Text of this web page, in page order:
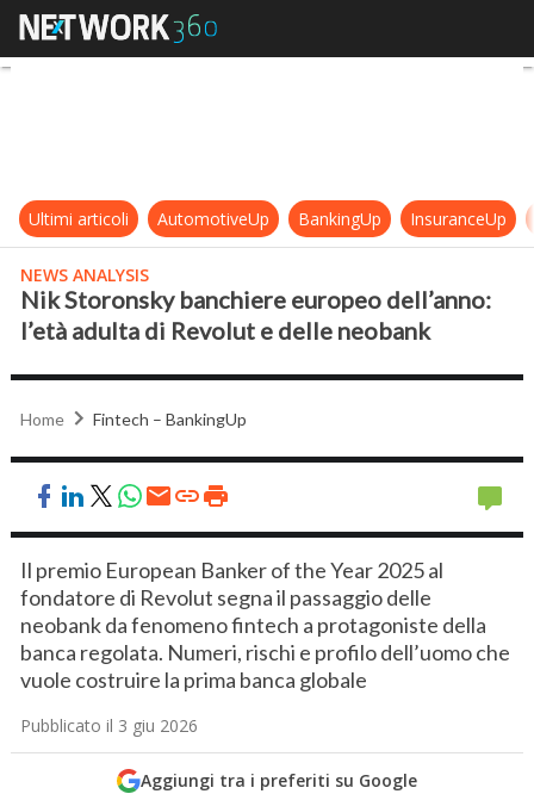
Nik Storonsky banchiere europeo
Ultimi articoli AutomotiveUp BankingUp InsuranceUp
NEWS ANALYSIS
Nik Storonsky banchiere europeo dell’anno:
l’età adulta di Revolut e delle neobank
Home Fintech – BankingUp
Il premio European Banker of the Year 2025 al
fondatore di Revolut segna il passaggio delle
neobank da fenomeno fintech a protagoniste della
banca regolata. Numeri, rischi e profilo dell’uomo che
vuole costruire la prima banca globale
Pubblicato il 3 giu 2026
Aggiungi tra i preferiti su Google